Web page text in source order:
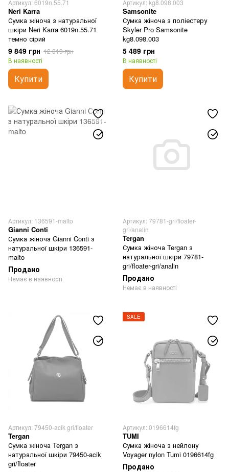
Артикул: 6019n.55.71
Neri Karra
Сумка жіноча з натуральної
шкіри Neri Karra 6019n.55.71
темно сірий
9 849 грн 12 319 грн
В наявності
Купити
Артикул: kg8.098.003
Samsonite
Сумка жіноча з поліестеру
Skyler Pro Samsonite
kg8.098.003
5 489 грн
В наявності
Купити
Артикул: 136591-malto
Gianni Conti
Сумка жіноча Gianni Conti з
натуральної шкіри 136591-
malto
Продано
Немає в наявності
Артикул: 79781-gri/floater-
gri/analin
Tergan
Сумка жіноча Tergan з
натуральної шкіри 79781-
gri/floater-gri/analin
Продано
Немає в наявності
Артикул: 79450-acik gri/floater
Tergan
Сумка жіноча Tergan з
натуральної шкіри 79450-acik
gri/floater
SALE
Артикул: 0196614fg
TUMI
Сумка жіноча з нейлону
Voyager nylon Tumi 0196614fg
Продано